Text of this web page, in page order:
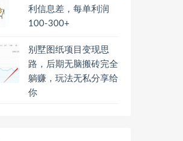
利信息差，每单利润
100-300+
别墅图纸项目变现思
路，后期无脑搬砖完全
躺赚，玩法无私分享给
你